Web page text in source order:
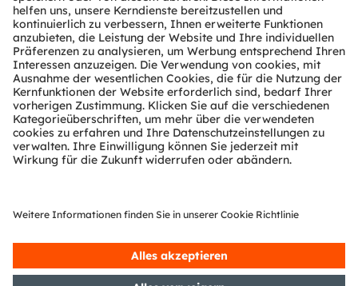
AS8579 – Der fortschrittliche kapazitiver
Sensor von ams OSRAM
Die Zukunft gehört autonom fahrenden Fahrzeugen,
die mit mehreren Fahrersicherheitsfunktionen
ausgestattet sein müssen. Eine typische Anwendung
sind kapazitive Sensoren, die beim autonomen Fahren
erkennen, ob sich die Hände des Fahrers am Lenkrad
Messtechnologie, die eine Auflösung der resistiven und
das Sensorelement gemessenen Impedanz ermöglicht.
Selbst beim Tragen von Handschuhen oder unter
feuchten Bedingungen erkennt diese innovative